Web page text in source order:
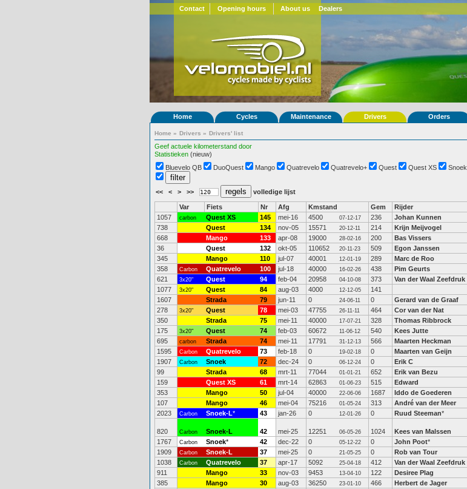
Contact Opening hours About us Dealers
Home Cycles Maintenance Drivers Orders
Home » Drivers » Drivers' list
Geef actuele kilometerstand door
Statistieken (nieuw)
Bluevelo QB DuoQuest Mango Quatrevelo Quatrevelo+ Quest Quest XS Snoek
<< < > >> volledige lijst
Var Fiets Nr Afg Kmstand Gem Rijder
1057
carbon Quest XS 145 mei-16 4500 07-12-17 236 Johan Kunnen
738
Quest 134 nov-05 15571 20-12-11 214 Krijn Meijvogel
668
Mango 133 apr-08 19000 28-02-16 200 Bas Vissers
36
Quest 132 okt-05 110652 20-11-23 509 Egon Janssen
345
Mango 110 jul-07 40001 12-01-19 289 Marc de Roo
358
Carbon Quatrevelo 100 jul-18 40000 16-02-26 438 Pim Geurts
621
3x20" Quest 94 feb-04 20958 04-10-08 373 Van der Waal Zeefdruk
1077
3x20" Quest 84 aug-03 4000 12-12-05 141
1607
Strada 79 jun-11 0 24-06-11 0 Gerard van de Graaf
278
3x20" Quest 78 mei-03 47755 26-11-11 464 Cor van der Nat
350
Strada 75 mei-11 40000 17-07-21 328 Thomas Ribbrock
175
3x20" Quest 74 feb-03 60672 11-06-12 540 Kees Jutte
695
carbon Strada 74 mei-11 17791 31-12-13 566 Maarten Heckman
1595
Carbon Quatrevelo 73 feb-18 0 19-02-18 0 Maarten van Geijn
1907
Carbon Snoek 72 dec-24 0 06-12-24 0 Erik C
99
Strada 68 mrt-11 77044 01-01-21 652 Erik van Bezu
159
Quest XS 61 mrt-14 62863 01-06-23 515 Edward
353
Mango 50 jul-04 40000 22-06-06 1687 Iddo de Goederen
107
Mango 46 mei-04 75216 01-05-24 313 André van der Meer
2023
Carbon Snoek-L* 43 jan-26 0 12-01-26 0 Ruud Steeman*
820 Carbon Snoek-L 42 mei-25 12251 06-05-26 1024 Kees van Malssen
1767
Carbon Snoek* 42 dec-22 0 05-12-22 0 John Poot*
1909
Carbon Snoek-L 37 mei-25 0 21-05-25 0 Rob van Tour
1038
Carbon Quatrevelo 37 apr-17 5092 25-04-18 412 Van der Waal Zeefdruk
911
Mango 33 nov-03 9453 13-04-10 122 Desiree Plag
385
Mango 30 aug-03 36250 23-01-10 466 Herbert de Jager